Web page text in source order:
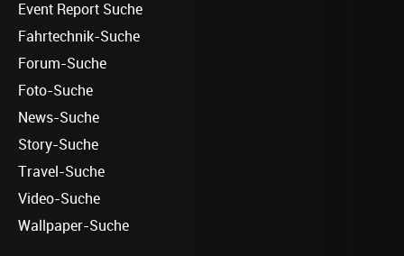
Event Report Suche
Fahrtechnik-Suche
Forum-Suche
Foto-Suche
News-Suche
Story-Suche
Travel-Suche
Video-Suche
Wallpaper-Suche